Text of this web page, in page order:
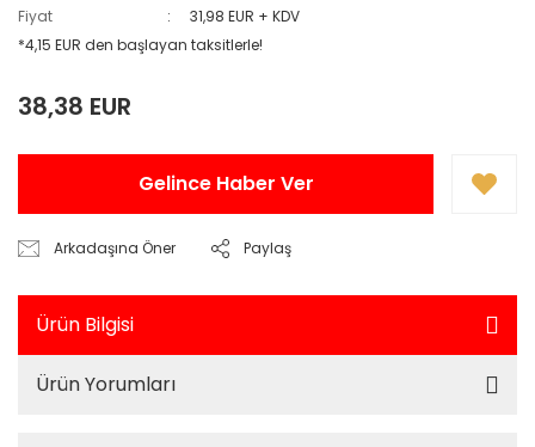
Fiyat
31,98 EUR + KDV
*4,15 EUR den başlayan taksitlerle!
38,38 EUR
Gelince Haber Ver
Arkadaşına Öner Paylaş
Ürün Bilgisi
Ürün Yorumları